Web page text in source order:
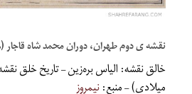
نقشه ی دوم طهران، دوران محمد شاه قاجار (۱۸۴۸ میلادی)
میلادی) – منبع:نیمروز